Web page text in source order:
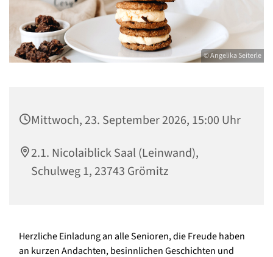
© Angelika Seiterle
Mittwoch, 23. September 2026, 15:00 Uhr
2.1. Nicolaiblick Saal (Leinwand),
Schulweg 1, 23743 Grömitz
Herzliche Einladung an alle Senioren, die Freude haben
an kurzen Andachten, besinnlichen Geschichten und